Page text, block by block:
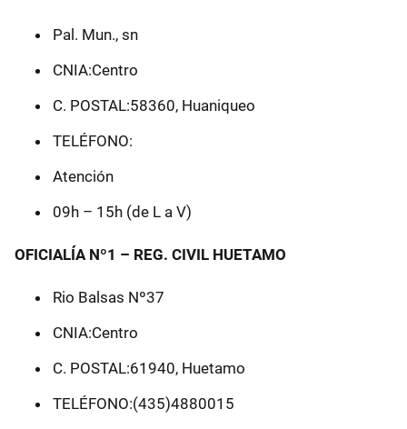
Pal. Mun., sn
CNIA:Centro
C. POSTAL:58360, Huaniqueo
TELÉFONO:
Atención
09h – 15h (de L a V)
OFICIALÍA Nº1 – REG. CIVIL HUETAMO
Rio Balsas Nº37
CNIA:Centro
C. POSTAL:61940, Huetamo
TELÉFONO:(435)4880015